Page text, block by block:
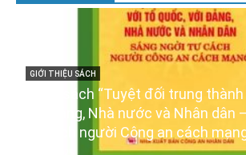
GIỚI THIỆU SÁCH
Ra mắt ba cuốn sách ảnh chào
XIV của Đảng